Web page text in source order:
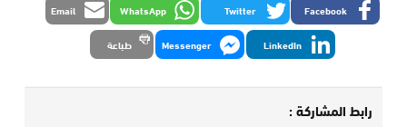
Facebook
Twitter
WhatsApp
Email
LinkedIn
Messenger طباعة
رابط المشاركة :